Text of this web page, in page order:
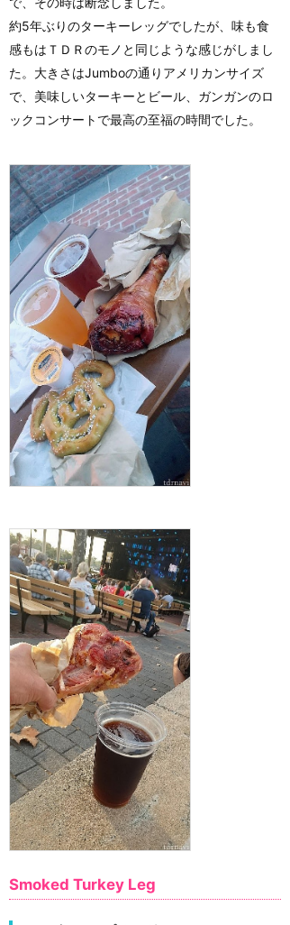
約5年ぶりのターキーレッグでしたが、味も食
感もはＴＤＲのモノと同じような感じがしまし
た。大きさはJumboの通りアメリカンサイズ
で、美味しいターキーとビール、ガンガンのロ
ックコンサートで最高の至福の時間でした。
Smoked Turkey Leg